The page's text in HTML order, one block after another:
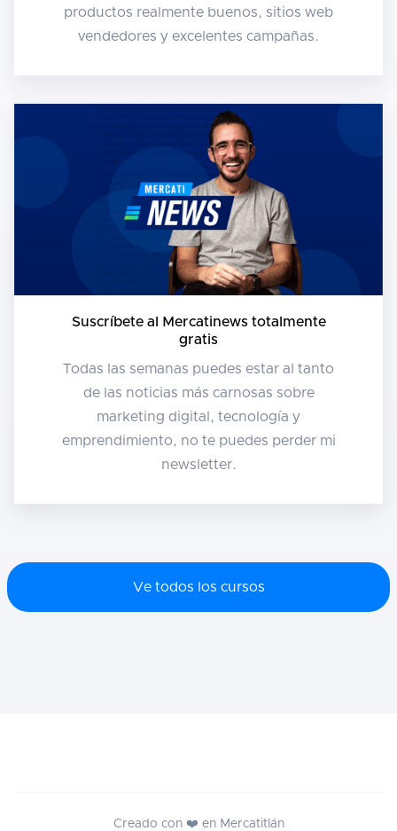
productos realmente buenos, sitios web
vendedores y excelentes campañas.
Suscríbete al Mercatinews totalmente
gratis
Todas las semanas puedes estar al tanto
de las noticias más carnosas sobre
marketing digital, tecnología y
emprendimiento, no te puedes perder mi
newsletter.
Ve todos los cursos
Creado con ❤️ en Mercatitlán